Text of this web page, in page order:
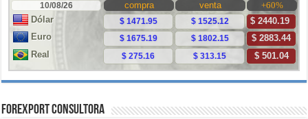
ForExport Consultora